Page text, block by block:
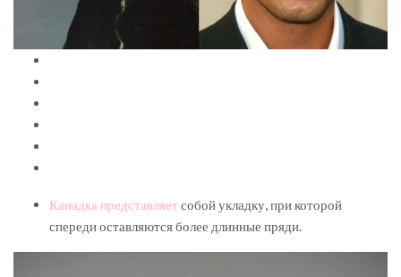
Канадка представляетсобой укладку, при которой
спереди оставляются более длинные пряди.